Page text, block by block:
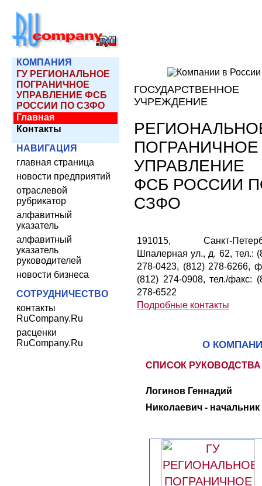
КОМПАНИЯ
ГУ РЕГИОНАЛЬНОЕ
ПОГРАНИЧНОЕ
УПРАВЛЕНИЕ ФСБ
РОССИИ ПО СЗФО
Главная
Контакты
НАВИГАЦИЯ
главная страница
новости предприятий
отраслевой
рубрикатор
алфавитный
указатель
алфавитный
указатель
руководителей
новости бизнеса
СОТРУДНИЧЕСТВО
контакты
RuCompany.Ru
расценки
RuCompany.Ru
ГОСУДАРСТВЕННОЕ
УЧРЕЖДЕНИЕ
ПОГРАНИЧНОЕ
УПРАВЛЕНИЕ
ФСБ РОССИИ
СЗФО
191015, Санкт-
Шпалерная ул., д. 62, тел.:
278-0423, (812) 278-6266,
(812) 274-0908, тел./факс:
278-6522
Подробные контакты
О
СПИСОК РУКОВОДСТВА
Логинов Геннадий
Николаевич - начальник